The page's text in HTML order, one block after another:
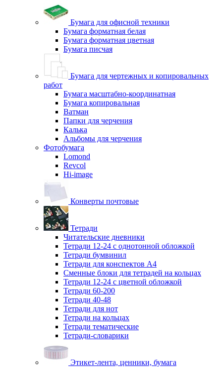
Бумага для офисной техники
Бумага форматная белая
Бумага форматная цветная
Бумага писчая
Бумага для чертежных и копировальных
работ
Бумага масштабно-координатная
Бумага копировальная
Ватман
Папки для черчения
Калька
Альбомы для черчения
Фотобумага
Lomond
Revcol
Hi-image
Конверты почтовые
Тетради
Читательские дневники
Тетради 12-24 с однотонной обложкой
Тетради бумвинил
Тетради для конспектов А4
Сменные блоки для тетрадей на кольцах
Тетради 12-24 с цветной обложкой
Тетради 60-200
Тетради 40-48
Тетради для нот
Тетради на кольцах
Тетради тематические
Тетради-словарики
Этикет-лента, ценники, бумага